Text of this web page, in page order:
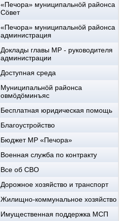
«Печора» муниципальнöй районса
Сöвет
«Печора» муниципальнöй районса
администрация
Доклады главы МР - руководителя
администрации
Доступная среда
Муниципальнöй районса
овмöдöминъяс
Бесплатная юридическая помощь
Благоустройство
Бюджет МР «Печора»
Военная служба по контракту
Все об СВО
Дорожное хозяйство и транспорт
Жилищно-коммунальное хозяйство
Имущественная поддержка МСП